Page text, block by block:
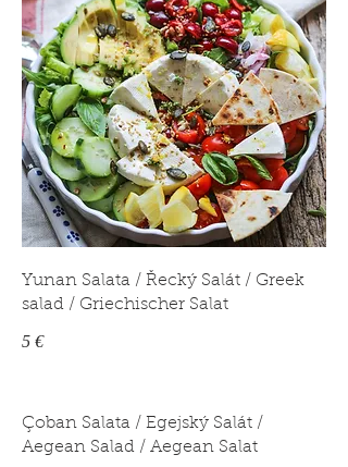
Yunan Salata / Řecký Salát / Greek
salad / Griechischer Salat
5 €
Çoban Salata / Egejský Salát /
Aegean Salad / Aegean Salat